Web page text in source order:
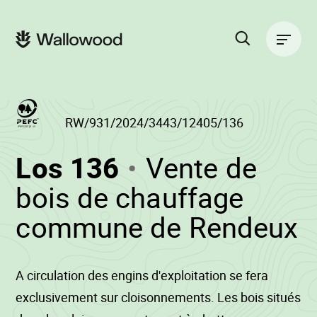
springen
springen
Los 136 (RW/931/
-
Vente de
bois de chauffage
commune de Rendeux
RW/931/2024/3443/12405/136
A circulation des engins d'exploitation se fera
exclusivement sur cloisonnements. Les bois situés